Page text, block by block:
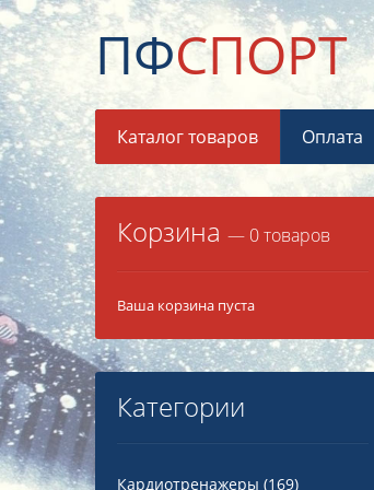
ПФСПОРТ
Каталог товаров Оплата
Корзина — 0 товаров
Ваша корзина пуста
Категории
Кардиотренажеры (169)